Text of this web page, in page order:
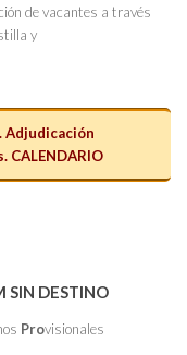
de vacantes a través
y
Adjudicación
SIN DESTINO
Provisionales